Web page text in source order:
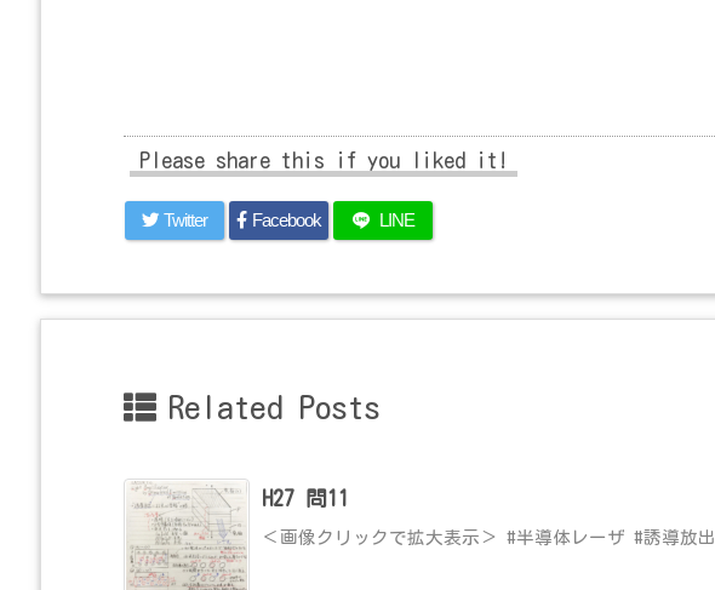
Please share this if you liked it!
Twitter Facebook LINE
Related Posts
H27 問11
＜画像クリックで拡大表示＞ #半導体レーザ #誘導放出